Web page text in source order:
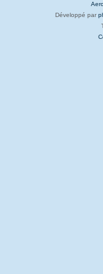
Aero
Développé par